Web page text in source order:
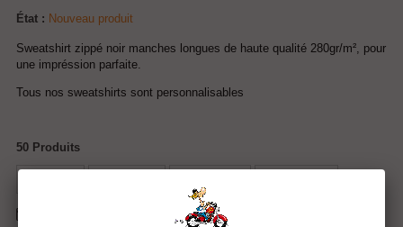
État : Nouveau produit
Sweatshirt zippé noir manches longues de haute qualité 280gr/m², pour
une impréssion parfaite.
Tous nos sweatshirts sont personnalisables
50 Produits